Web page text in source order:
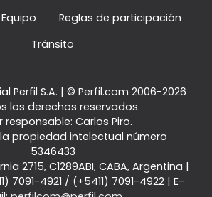
Equipo
Reglas de participación
Tránsito
Perfil S.A. | © Perfil.com 2006-2026
los derechos reservados.
responsable: Carlos Piro.
propiedad intelectual número
5346433
2715, C1289ABI, CABA, Argentina |
7091-4921 / (+5411) 7091-4922| E-